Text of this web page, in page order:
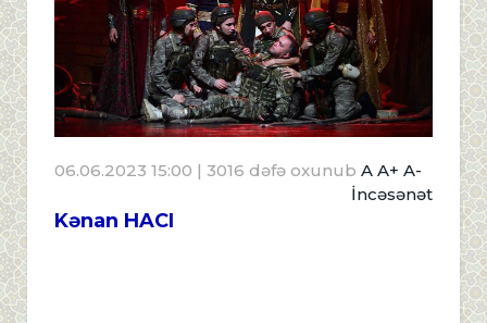
06.06.2023 15:00 | 3016 dəfə oxunub A A+ A-
İncəsənət
Kənan HACI